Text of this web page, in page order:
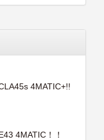
4MATIC+!!
4MATIC！！